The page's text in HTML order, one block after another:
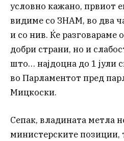
условно кажано, првиот
видиме со ЗНАМ, во два
и со нив. Ќе разговараме
добри страни, но и
што… најдоцна до 1 јули
во Парламентот пред
Мицкоски.
Сепак, владината метла
министерските позиции,